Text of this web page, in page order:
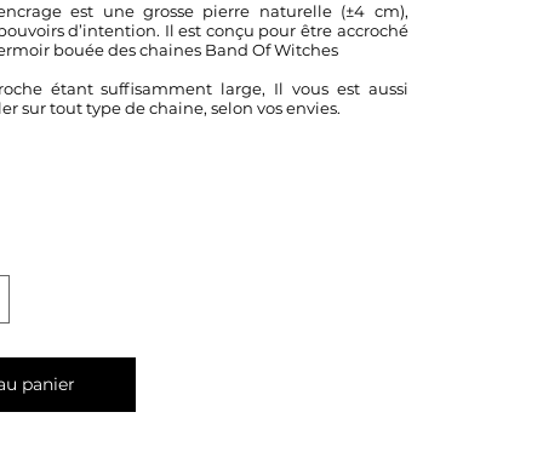
est une grosse pierre naturelle (±4 cm),
d’intention. Il est conçu pour être accroché
bouée des chaines Band Of Witches
étant suffisamment large, Il vous est aussi
sur tout type de chaine, selon vos envies.
panier